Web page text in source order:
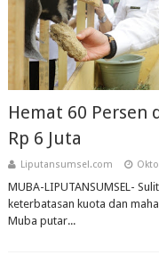
Hemat 60 Persen
Rp 6 Juta
Liputansumsel.com
MUBA-LIPUTANSUMSEL-
keterbatasan kuota dan
Muba putar...